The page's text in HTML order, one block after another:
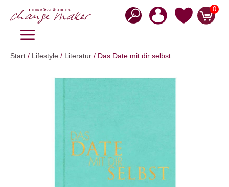
Inhalt
0
MENÜ
Start / Lifestyle / Literatur / Das Date mit dir selbst